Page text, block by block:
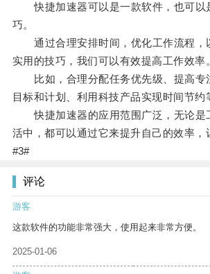
快捷加速器可以是一款软件，也可以
巧。
通过合理安排时间，优化工作流程，
实用的技巧，我们可以有效提高工作效率。
比如，合理分配任务优先级、提高专
目标和计划、利用科技产品实现时间节约
快捷加速器的应用范围广泛，无论是
活中，都可以通过它来提升自己的效率，
#3#
评论
游客
这款软件的功能非常强大，使用起来非常方便。
2025-01-06